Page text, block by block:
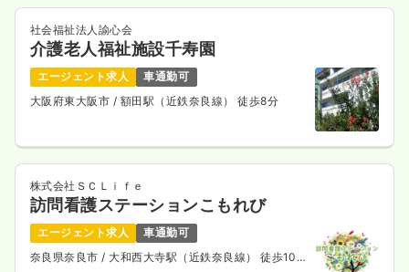
社会福祉法人諭心会
介護老人福祉施設千寿園
エージェント求人
車通勤可
大阪府東大阪市 / 額田駅（近鉄奈良線） 徒歩8分
株式会社ＳＣＬｉｆｅ
訪問看護ステーションこもれび
エージェント求人
車通勤可
奈良県奈良市 / 大和西大寺駅（近鉄奈良線） 徒歩10